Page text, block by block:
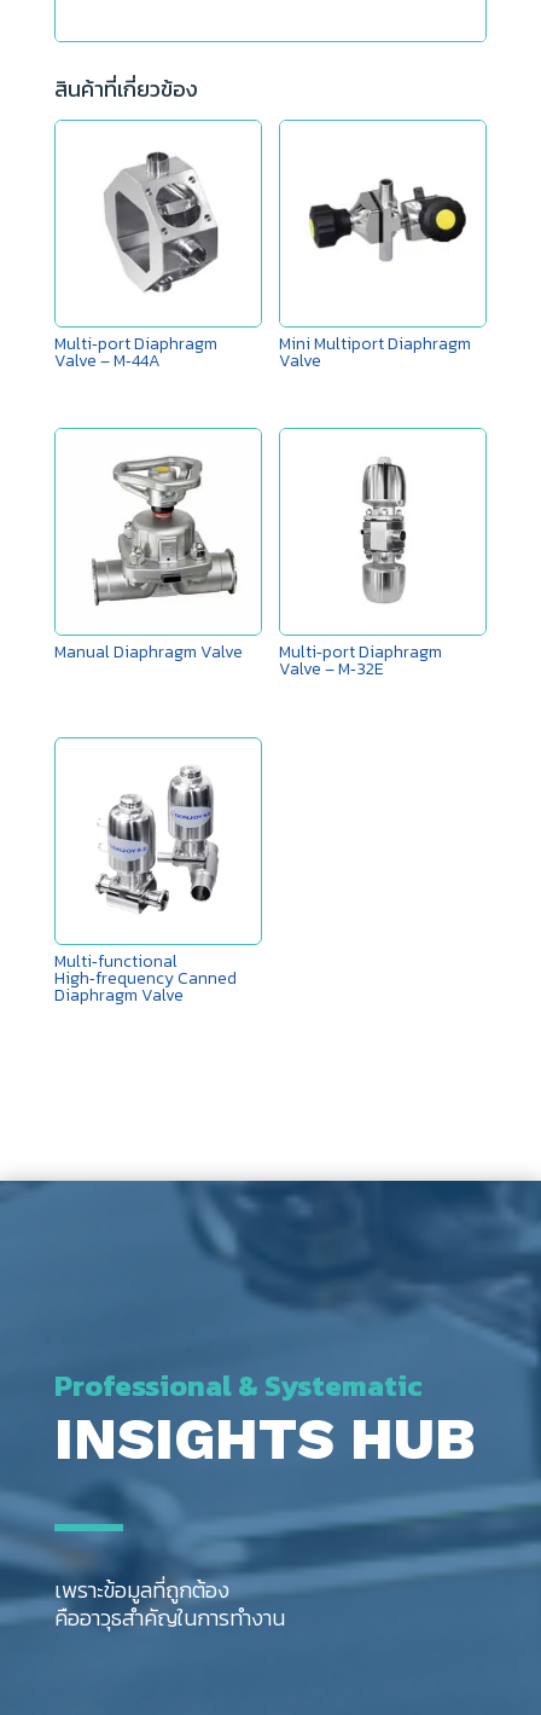
สินค้าที่เกี่ยวข้อง
Multi‑port Diaphragm
Valve – M‑44A
Mini Multiport Diaphragm
Valve
Manual Diaphragm Valve Multi‑port Diaphragm
Valve – M‑32E
Multi‑functional
High‑frequency Canned
Diaphragm Valve
Professional & Systematic
INSIGHTS HUB
เพราะข้อมูลที่ถูกต้อง
คืออาวุธสำคัญในการทำงาน